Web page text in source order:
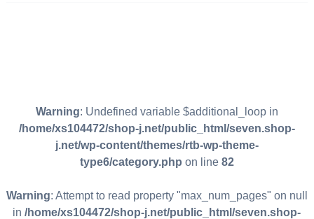
Warning: Undefined variable $additional_loop in
/home/xs104472/shop-j.net/public_html/seven.shop-
j.net/wp-content/themes/rtb-wp-theme-
type6/category.php on line 82
Warning: Attempt to read property "max_num_pages" on null
in/home/xs104472/shop-j.net/public_html/seven.shop-